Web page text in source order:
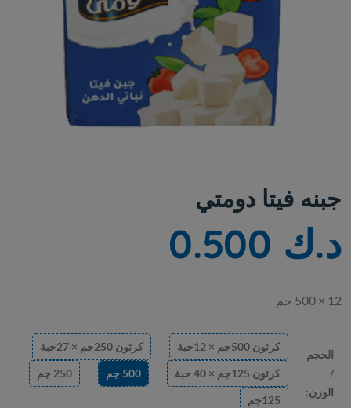
جبنه فيتا دومتي
د.ك 0.500
12 × 500 جم
الحجم
/
الوزن:
كرتون 500جم × 12حبة
كرتون 250جم × 27حبة
كرتون 125جم × 40 حبة
500 جم
250 جم
125جم